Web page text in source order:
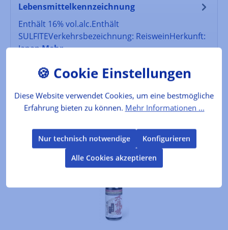
Lebensmittelkennzeichnung
Enthält 16% vol.alc.Enthält
SULFITEVerkehrsbezeichnung: ReisweinHerkunft:
JapanMehr
Produktgalerie überspringen
Kunden kauften auch
Diese Website verwendet Cookies, um eine bestmögliche
Erfahrung bieten zu können. Mehr Informationen ...
Nur technisch notwendige
Konfigurieren
Alle Cookies akzeptieren